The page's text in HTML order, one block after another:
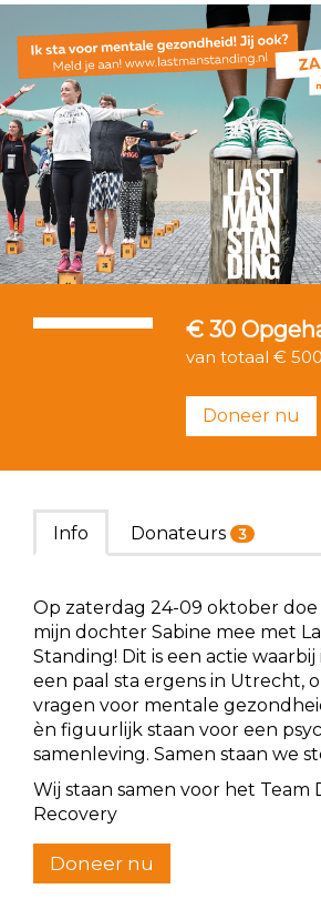
€ 30
van totaal €
Doneer nu
Info Donateurs 3
Op zaterdag 24-09 oktober doe
mijn dochter Sabine mee met
Standing! Dit is een actie
een paal sta ergens in Utrecht,
vragen voor mentale
èn figuurlijk staan voor een
samenleving. Samen staan we
Wij staan samen voor het Team
Recovery
Doneer nu